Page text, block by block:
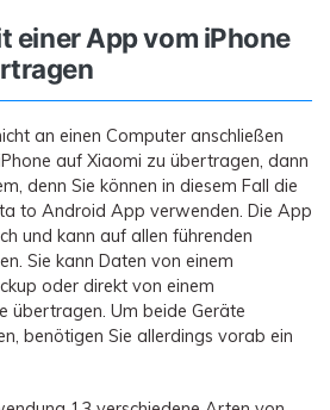
einer App vom iPhone
an einen Computer anschließen
auf Xiaomi zu übertragen, dann
denn Sie können in diesem Fall die
to Android App verwenden. Die App
und kann auf allen führenden
Sie kann Daten von einem
oder direkt von einem
übertragen. Um beide Geräte
benötigen Sie allerdings vorab ein